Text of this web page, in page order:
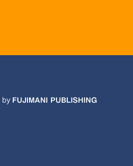
by FUJIMANI PUBLISHING